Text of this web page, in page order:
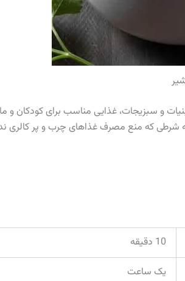
و سبزیجات، غذایی مناسب برای کودکان و
شرطی که منع مصرف غذاهای چرب و پر کالری
10 دقیقه
یک ساعت